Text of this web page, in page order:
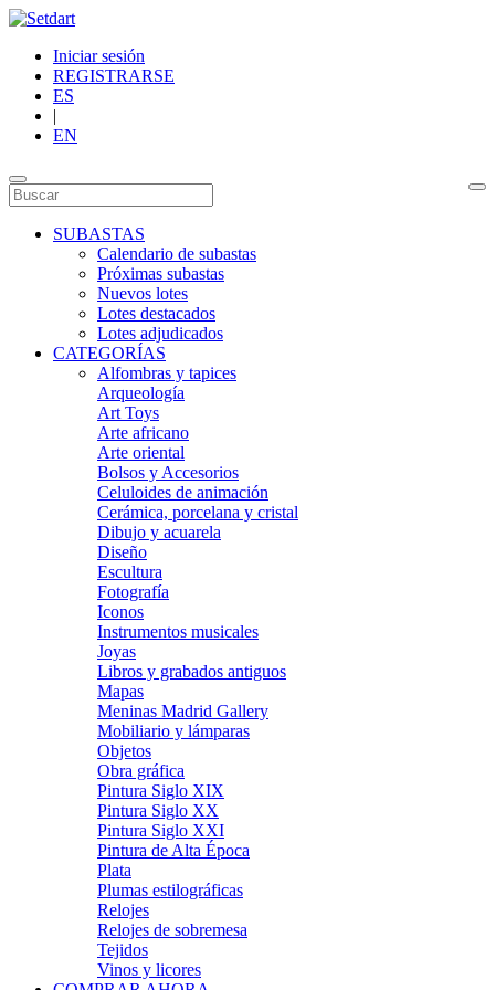
Iniciar sesión
REGISTRARSE
ES
|
EN
SUBASTAS
Calendario de subastas
Próximas subastas
Nuevos lotes
Lotes destacados
Lotes adjudicados
CATEGORÍAS
Alfombras y tapices
Arqueología
Art Toys
Arte africano
Arte oriental
Bolsos y Accesorios
Celuloides de animación
Cerámica, porcelana y cristal
Dibujo y acuarela
Diseño
Escultura
Fotografía
Iconos
Instrumentos musicales
Joyas
Libros y grabados antiguos
Mapas
Meninas Madrid Gallery
Mobiliario y lámparas
Objetos
Obra gráfica
Pintura Siglo XIX
Pintura Siglo XX
Pintura Siglo XXI
Pintura de Alta Época
Plata
Plumas estilográficas
Relojes
Relojes de sobremesa
Tejidos
Vinos y licores